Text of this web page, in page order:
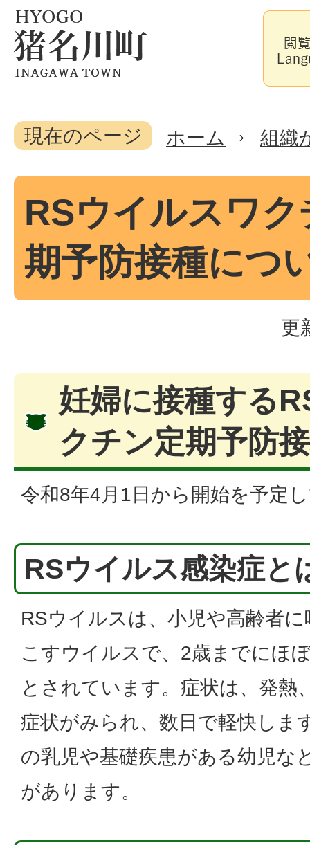
現在のページ ホーム 組織
RSウイルスワク
期予防接種につ
更
妊婦に接種する
クチン定期予防
令和8年4月1日から開始を予定
RSウイルス感染症と
RSウイルスは、小児や高齢者
こすウイルスで、2歳までにほ
とされています。症状は、発熱
症状がみられ、数日で軽快しま
の乳児や基礎疾患がある幼児な
があります。